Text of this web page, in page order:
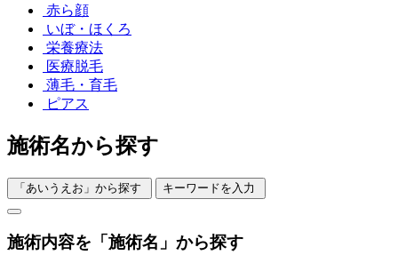
赤ら顔
いぼ・ほくろ
栄養療法
医療脱毛
薄毛・育毛
ピアス
施術名から探す
「あいうえお」から探す キーワードを入力
施術内容を「施術名」から探す